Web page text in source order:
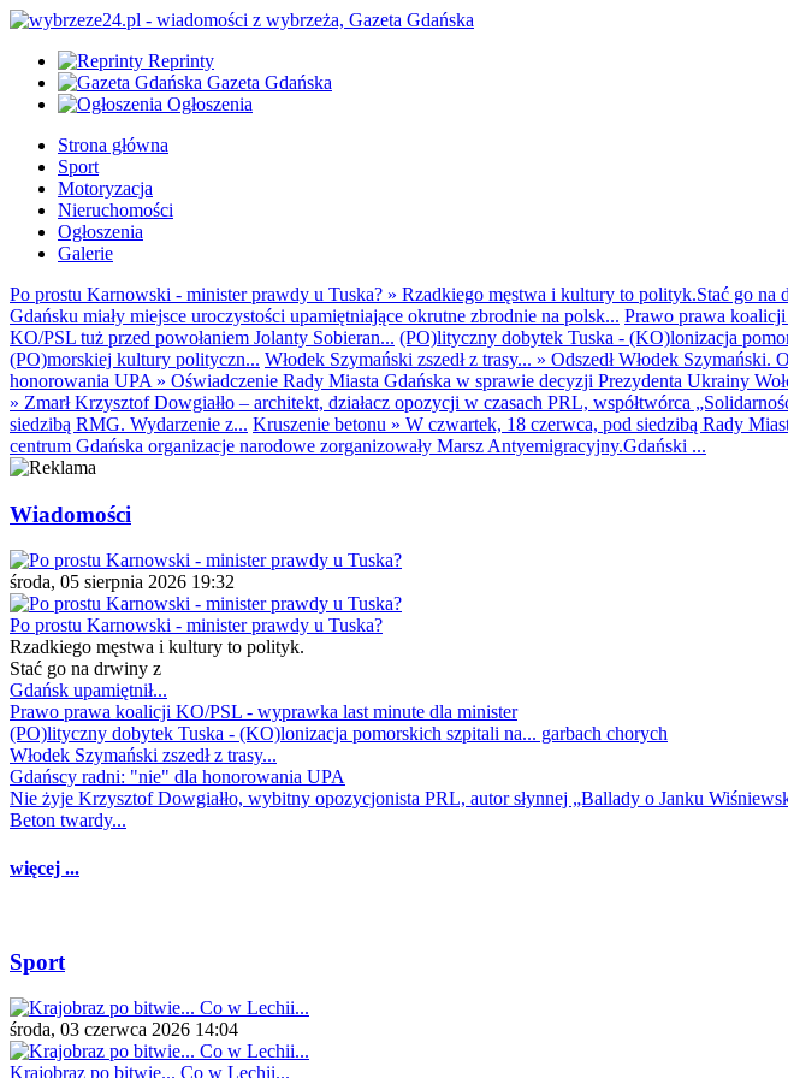
Reprinty
Gazeta Gdańska
Ogłoszenia
Strona główna
Sport
Motoryzacja
Nieruchomości
Ogłoszenia
Galerie
Po prostu Karnowski - minister prawdy u Tuska? » Rzadkiego męstwa i kultury to polityk.Stać go na
Gdańsku miały miejsce uroczystości upamiętniające okrutne zbrodnie na polsk... Prawo prawa
KO/PSL tuż przed powołaniem Jolanty Sobieran... (PO)lityczny dobytek Tuska - (KO)lonizacja
(PO)morskiej kultury polityczn... Włodek Szymański zszedł z trasy... » Odszedł Włodek Szymański.
honorowania UPA » Oświadczenie Rady Miasta Gdańska w sprawie decyzji Prezydenta Ukrainy
» Zmarł Krzysztof Dowgiałło – architekt, działacz opozycji w czasach PRL, współtwórca
siedzibą RMG. Wydarzenie z... Kruszenie betonu » W czwartek, 18 czerwca, pod siedzibą Rady
centrum Gdańska organizacje narodowe zorganizowały Marsz Antyemigracyjny.Gdański ...
Wiadomości
środa, 05 sierpnia 2026 19:32
Po prostu Karnowski - minister prawdy u Tuska?
Rzadkiego męstwa i kultury to polityk.
Stać go na drwiny z
Gdańsk upamiętnił...
Prawo prawa koalicji KO/PSL - wyprawka last minute dla minister
(PO)lityczny dobytek Tuska - (KO)lonizacja pomorskich szpitali na... garbach chorych
Włodek Szymański zszedł z trasy...
Gdańscy radni: "nie" dla honorowania UPA
Nie żyje Krzysztof Dowgiałło, wybitny opozycjonista PRL, autor słynnej „Ballady o Janku
Beton twardy...
więcej ...
Sport
środa, 03 czerwca 2026 14:04
Krajobraz po bitwie... Co w Lechii...